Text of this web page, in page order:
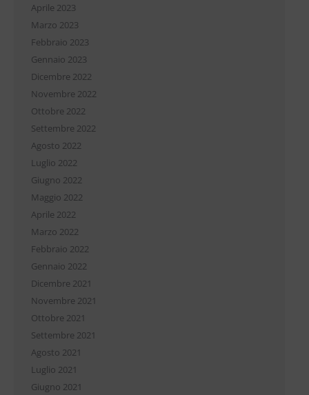
Aprile 2023
Marzo 2023
Febbraio 2023
Gennaio 2023
Dicembre 2022
Novembre 2022
Ottobre 2022
Settembre 2022
Agosto 2022
Luglio 2022
Giugno 2022
Maggio 2022
Aprile 2022
Marzo 2022
Febbraio 2022
Gennaio 2022
Dicembre 2021
Novembre 2021
Ottobre 2021
Settembre 2021
Agosto 2021
Luglio 2021
Giugno 2021